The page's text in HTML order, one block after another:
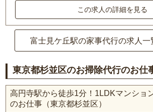
この求人の詳細を見る
富士見ケ丘駅の家事代行の求人一
東京都杉並区のお掃除代行のお仕
高円寺駅から徒歩1分！1LDKマンショ
のお仕事（東京都杉並区）